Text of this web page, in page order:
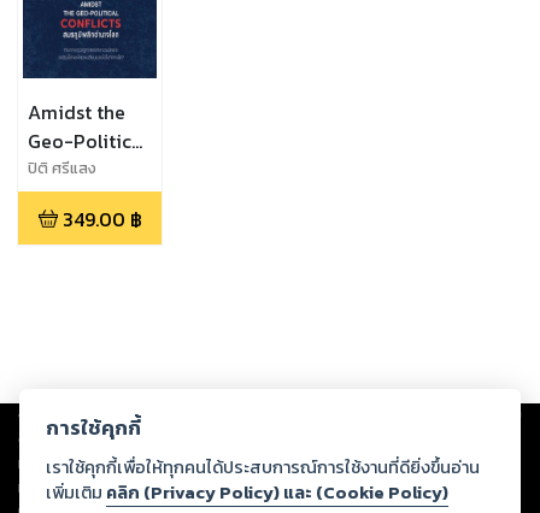
Amidst the
Geo-Political
Conflicts
สมรภูมิพลิก
อำนาจโลก
ปิติ ศรีแสง
นาม,จักรี ไชยพินิจ
349.00 ฿
Copyright © 2026
ต่อผลงานหรือเนื้อหาใดที่อัปโหลดผ่านเว็บไซต์และปรากฏว่าละเมิดสิทธิใน
ทรัพย์สินทางปัญญาของบุคคลอื่นหรือขัดต่อกฎหมายและศีลธรรม ดังนั้น ผู้อ่าน
ทุกท่านโปรดใช้วิจารณญาณในการกลั่นกรองด้วยตนเอง และหากท่านพบว่าส่วน
การใช้คุกกี้
เราใช้คุกกี้เพื่อให้ทุกคนได้ประสบการณ์การใช้งานที่ดียิ่งขึ้นอ่าน
เพิ่มเติม คลิก (Privacy Policy) และ (Cookie Policy)